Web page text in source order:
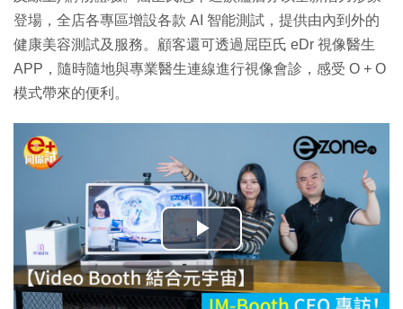
登場，全店各專區增設各款 AI 智能測試，提供由內到外的
健康美容測試及服務。顧客還可透過屈臣氏 eDr 視像醫生
APP，隨時隨地與專業醫生連線進行視像會診，感受 O + O
模式帶來的便利。
播
放